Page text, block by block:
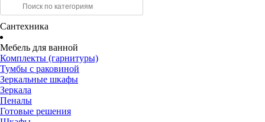
Сантехника
Мебель для ванной
Комплекты (гарнитуры)
Тумбы с раковиной
Зеркальные шкафы
Зеркала
Пеналы
Готовые решения